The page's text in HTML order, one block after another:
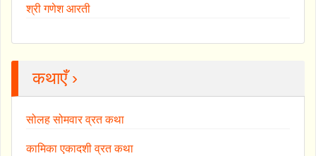
श्री गणेश आरती
कथाएँ ›
सोलह सोमवार व्रत कथा
कामिका एकादशी व्रत कथा